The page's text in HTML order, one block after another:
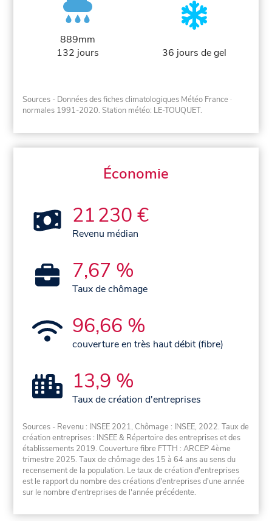
889mm
132 jours
36 jours de gel
Sources - Données des fiches climatologiques Météo France ·
normales 1991-2020. Station météo: LE-TOUQUET.
Économie
21 230 €
Revenu médian
7,67 %
Taux de chômage
96,66 %
couverture en très haut débit (fibre)
13,9 %
Taux de création d'entreprises
Sources - Revenu : INSEE 2021, Chômage : INSEE, 2022. Taux de
création entreprises : INSEE & Répertoire des entreprises et des
établissements 2019. Couverture fibre FTTH : ARCEP 4ème
trimestre 2025. Taux de chômage des 15 à 64 ans au sens du
recensement de la population. Le taux de création d'entreprises
est le rapport du nombre des créations d'entreprises d'une année
sur le nombre d'entreprises de l'année précédente.